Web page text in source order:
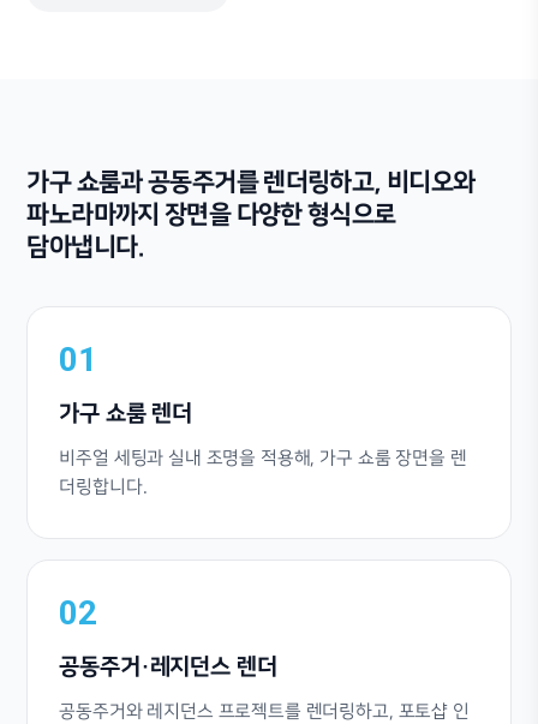
가구 쇼룸과 공동주거를 렌더링하고, 비디오와
파노라마까지 장면을 다양한 형식으로
담아냅니다.
01
가구 쇼룸 렌더
비주얼 세팅과 실내 조명을 적용해, 가구 쇼룸 장면을 렌
더링합니다.
02
공동주거·레지던스 렌더
공동주거와 레지던스 프로젝트를 렌더링하고, 포토샵 인